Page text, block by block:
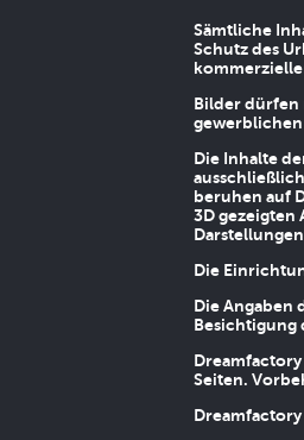
Sämtliche
Schutz des
Bilder dürfen
Die Inhalte
beruhen auf
3D gezeigten
Die
Die
Besichtigung
Seiten.